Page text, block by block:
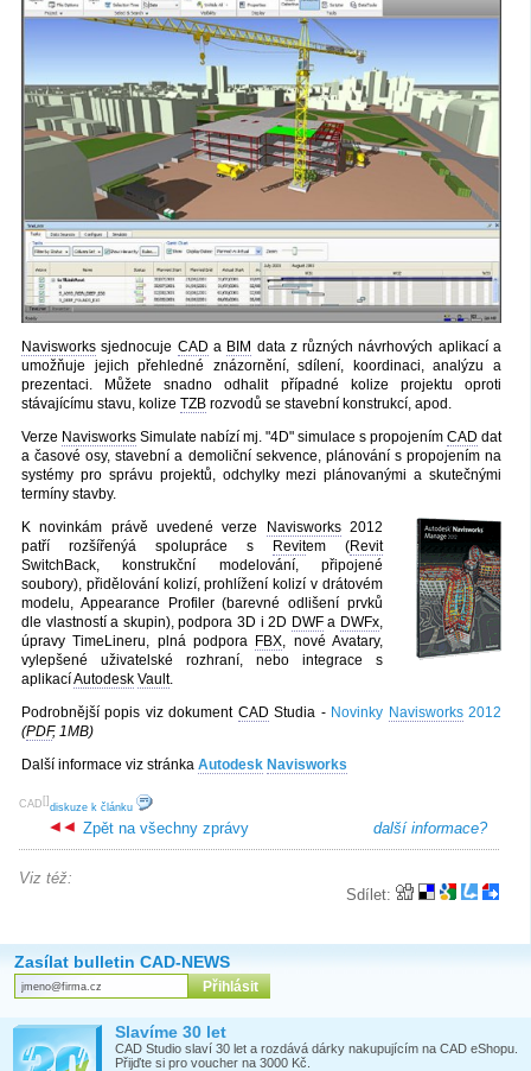
Navisworks sjednocuje CAD a BIM data z různých návrhových aplikací a
umožňuje jejich přehledné znázornění, sdílení, koordinaci, analýzu a
prezentaci. Můžete snadno odhalit případné kolize projektu oproti
stávajícímu stavu, kolize TZB rozvodů se stavební konstrukcí, apod.
Verze Navisworks Simulate nabízí mj. "4D" simulace s propojením CAD dat
a časové osy, stavební a demoliční sekvence, plánování s propojením na
systémy pro správu projektů, odchylky mezi plánovanými a skutečnými
termíny stavby.
K novinkám právě uvedené verze Navisworks2012
patří rozšířenýá spolupráce s Revitem (Revit
SwitchBack, konstrukční modelování, připojené
soubory), přidělování kolizí, prohlížení kolizí v drátovém
modelu, Appearance Profiler (barevné odlišení prvků
dle vlastností a skupin), podpora 3D i 2D DWFa DWFx
úpravy TimeLineru, plná podpora FBX , nové Avatary,
vylepšené uživatelské rozhraní, nebo integrace s
aplikacíAutodesk Vault.
Podrobnější popis viz dokument CAD Studia - Novinky Navisworks2012
(PDF, 1MB)
Další informace viz stránka Autodesk Navisworks
[
CAD ]
diskuze k článku
další informace?
Zpět na všechny zprávy
Sdílet:
Viz též:
Zasílat bulletin CAD-NEWS
Slavíme 30 let
CAD Studio slaví 30 let a rozdává dárky nakupujícím na CAD eShopu.
Přijďte si pro voucher na 3000 Kč.